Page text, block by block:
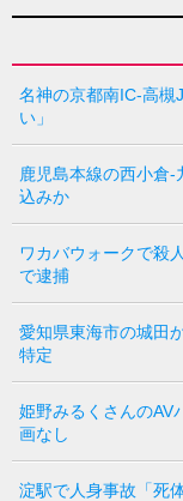
名神の京都南IC-高槻
い」
鹿児島本線の西小倉
込みか
ワカバウォークで殺
で逮捕
愛知県東海市の城田
特定
姫野みるくさんのAV
画なし
淀駅で人身事故「死